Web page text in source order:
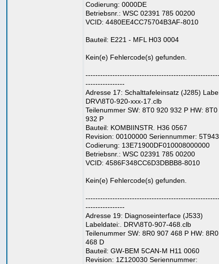
Codierung: 0000DE
Betriebsnr.: WSC 02391 785 00200
VCID: 4480EE4CC75704B3AF-8010
Bauteil: E221 - MFL H03 0004
Kein(e) Fehlercode(s) gefunden.
----------------
Adresse 17: Schalttafeleinsatz (J285)
DRV\8T0-920-xxx-17.clb
Teilenummer SW: 8T0 920 932 P HW:
932 P
Bauteil: KOMBIINSTR. H36 0567
Revision: 00100000 Seriennummer:
Codierung: 13E71900DF010008000000
Betriebsnr.: WSC 02391 785 00200
VCID: 4586F348CC6D3DBBB8-8010
Kein(e) Fehlercode(s) gefunden.
----------------
Adresse 19: Diagnoseinterface (J533)
Labeldatei:. DRV\8T0-907-468.clb
Teilenummer SW: 8R0 907 468 P HW:
468 D
Bauteil: GW-BEM 5CAN-M H11 0060
Revision: 1Z120030 Seriennummer: